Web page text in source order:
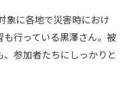
象に各地で災害時におけ
行っている黒澤さん。被
参加者たちにしっかりと